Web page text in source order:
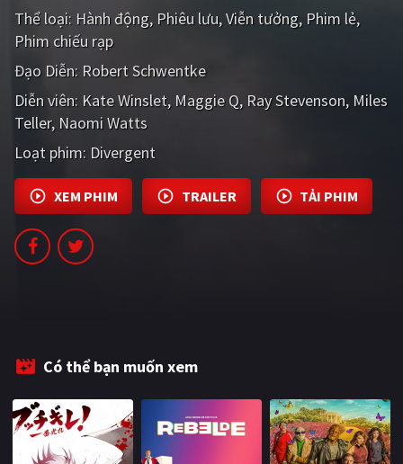
PHIM CHIẾU RẠP
TUYỂN TẬP PHIM
BLOG
Thể loại: Hành động Phiêu lưu Viễn tưởng Phim lẻ
Phim chiếu rạp
Đạo Diễn: Robert Schwentke
Diễn viên: Kate Winslet Maggie Q Ray Stevenson Miles
Teller Naomi Watts
Loạt phim: Divergent
XEM PHIM TRAILER TẢI PHIM
Có thể bạn muốn xem